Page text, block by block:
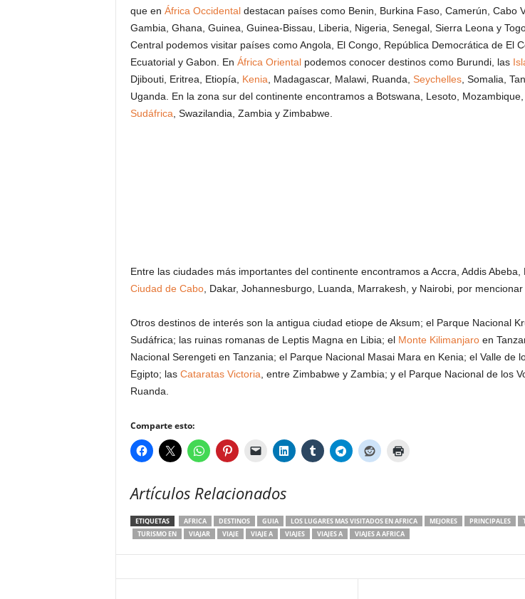
que en África Occidentaldestacan países como Benin, Burkina Faso, Camerún, Cabo
Gambia, Ghana, Guinea, Guinea-Bissau, Liberia, Nigeria, Senegal, Sierra Leona y
Central podemos visitar países como Angola, El Congo, República Democrática de El
Ecuatorial y Gabon. En África Orientalpodemos conocer destinos como Burundi, las
Djibouti, Eritrea, Etiopía, Kenia , Madagascar, Malawi, Ruanda, Seychelles, Somalia,
Uganda. En la zona sur del continente encontramos a Botswana, Lesoto, Mozambique,
Sudáfrica , Swazilandia, Zambia y Zimbabwe.
Entre las ciudades más importantes del continente encontramos a Accra, Addis Abeba,
Ciudad de Cabo, Dakar, Johannesburgo, Luanda, Marrakesh, y Nairobi, por mencionar
Otros destinos de interés son la antigua ciudad etiope de Aksum; el Parque Nacional
Sudáfrica; las ruinas romanas de Leptis Magna en Libia; el Monte Kilimanjaroen
Nacional Serengeti en Tanzania; el Parque Nacional Masai Mara en Kenia; el Valle de
Egipto; las Cataratas Victoria , entre Zimbabwe y Zambia; y el Parque Nacional de los
Ruanda.
Comparte esto:
Artículos Relacionados
ETIQUETAS AFRICA DESTINOS GUIA LOS LUGARES MAS VISITADOS EN AFRICA MEJORES PRINCIPALES
TURISMO EN
VIAJAR VIAJE VIAJE A VIAJES VIAJES A VIAJES A AFRICA